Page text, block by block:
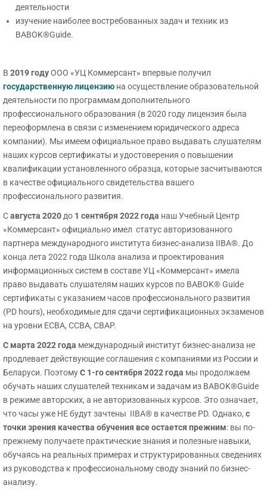
деятельности
изучение наиболее востребованных задач и техник из
BABOK®Guide.
В 2019 годуООО «УЦ Коммерсант» впервые получил
государственную лицензию на осуществление образовательной
деятельности по программам дополнительного
профессионального образования (в 2020 году лицензия была
переоформлена в связи с изменением юридического адреса
компании). Мы имеем официальное право выдавать слушателям
наших курсов сертификаты и удостоверения о повышении
квалификации установленного образца, которые засчитываются
в качестве официального свидетельства вашего
профессионального развития.
Савгуста 2020 до 1 сентября 2022 года наш Учебный Центр
«Коммерсант» официально имел статус авторизованного
партнера международного института бизнес-анализа IIBA®. До
конца лета 2022 года Школа анализа и проектирования
информационных систем в составе УЦ «Коммерсант» имела
право выдавать слушателям наших курсов по BABOK® Guide
сертификаты с указанием часов профессионального развития
(PD hours), необходимые для сдачи сертификационных экзаменов
на уровни ECBA, CCBA, CBAP.
С марта 2022 года международный институт бизнес-анализа не
продлевает действующие соглашения с компаниями из России и
Беларуси. ПоэтомуС 1-го сентября 2022 года мы продолжаем
обучать наших слушателей техникам и задачам из BABOK®Guide
в режиме авторских, а не авторизованных курсов. Это означает,
что часы уже НЕ будут зачтены IIBA® в качестве PD. Однако, с
точки зрения качества обучения все остается прежним: вы по-
прежнему получаете практические знания и полезные навыки,
обучаясь на реальных примерах и структурированных сведениях
из руководства к профессиональному своду знаний по бизнес-
анализу.